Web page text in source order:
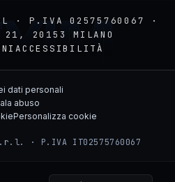
· P.IVA 02575760067 ·
21, 20153 MILANO
ACCESSIBILITÀ
dati personali
abuso
Personalizza cookie
· P.IVA IT02575760067